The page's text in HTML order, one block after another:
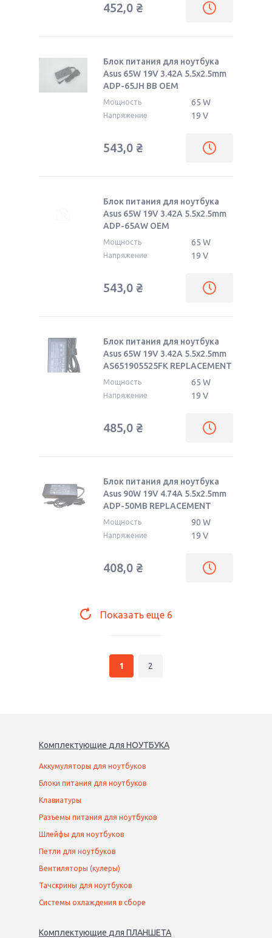
452,0 ₴
Блок питания для ноутбука
Asus 65W 19V 3.42A 5.5x2.5mm
ADP-65JH BB OEM
Мощность 65 W
Напряжение 19 V
543,0 ₴
Блок питания для ноутбука
Asus 65W 19V 3.42A 5.5x2.5mm
ADP-65AW OEM
Мощность 65 W
Напряжение 19 V
543,0 ₴
Блок питания для ноутбука
Asus 65W 19V 3.42A 5.5x2.5mm
AS651905525FK REPLACEMENT
Мощность 65 W
Напряжение 19 V
485,0 ₴
Блок питания для ноутбука
Asus 90W 19V 4.74A 5.5x2.5mm
ADP-50MB REPLACEMENT
Мощность 90 W
Напряжение 19 V
408,0 ₴
Показать еще 6
1 2
Комплектующие для НОУТБУКА
Аккумуляторы для ноутбуков
Блоки питания для ноутбуков
Клавиатуры
Разъемы питания для ноутбуков
Шлейфы для ноутбуков
Петли для ноутбуков
Вентиляторы (кулеры)
Тачскрины для ноутбуков
Системы охлаждения в сборе
Комплектующие для ПЛАНШЕТА